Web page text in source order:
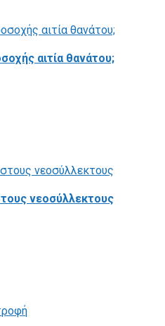
αιτία θανάτου;
νεοσύλλεκτους